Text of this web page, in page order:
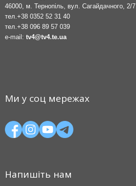
46000, м. Тернопіль, вул. Сагайдачного, 2/7
тел. +38 0352 52 31 40
тел. +38 096 89 57 039
e-mail: tv4@tv4.te.ua
Ми у соц мережах
Напишіть нам